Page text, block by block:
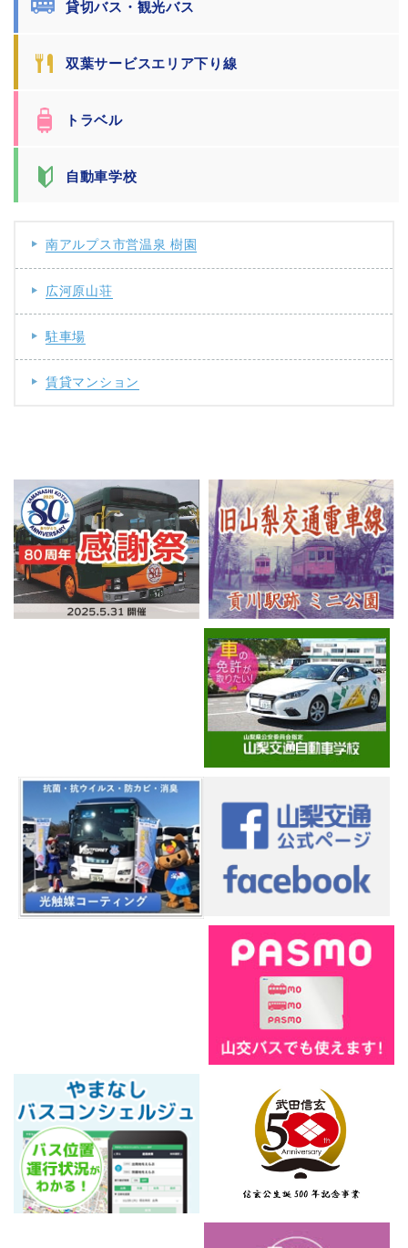
貸切バス・観光バス
双葉サービスエリア下り線
トラベル
自動車学校
南アルプス市営温泉 樹園
広河原山荘
駐車場
賃貸マンション